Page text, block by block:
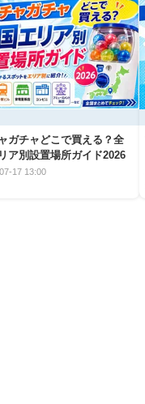
ガチャどこで買える？全
ア別設置場所ガイド2026
17 13:00